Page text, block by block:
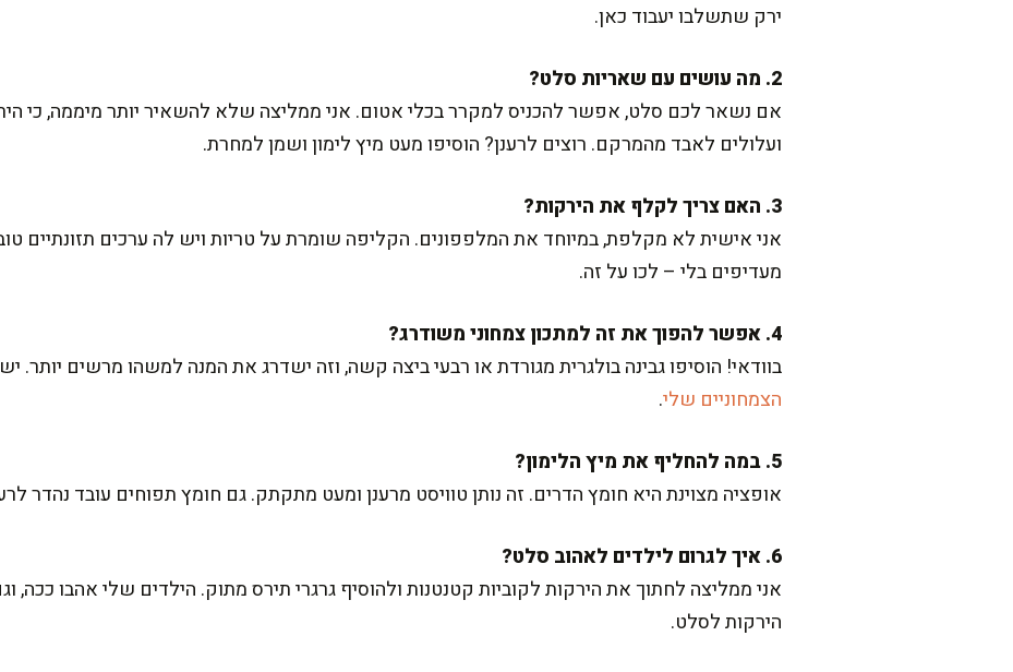
ירק שתשלבו יעבוד כאן.
2. מה עושים עם שאריות סלט?
אם נשאר לכם סלט, אפשר להכניס למקרר בכלי אטום. אני ממליצה שלא להשאיר יותר מיממה, כי
ועלולים לאבד מהמרקם. רוצים לרענן? הוסיפו מעט מיץ לימון ושמן למחרת.
3. האם צריך לקלף את הירקות?
אני אישית לא מקלפת, במיוחד את המלפפונים. הקליפה שומרת על טריות ויש לה ערכים תזונתיים
מעדיפים בלי – לכו על זה.
4. אפשר להפוך את זה למתכון צמחוני משודרג?
בוודאי! הוסיפו גבינה בולגרית מגורדת או רבעי ביצה קשה, וזה ישדרג את המנה למשהו מרשים יותר. יש
הצמחוניים שלי.
5. במה להחליף את מיץ הלימון?
אופציה מצוינת היא חומץ הדרים. זה נותן טוויסט מרענן ומעט מתקתק. גם חומץ תפוחים עובד נהדר
6. איך לגרום לילדים לאהוב סלט?
אני ממליצה לחתוך את הירקות לקוביות קטנטנות ולהוסיף גרגרי תירס מתוק. הילדים שלי אהבו
הירקות לסלט.